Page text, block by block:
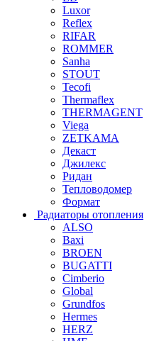
Luxor
Reflex
RIFAR
ROMMER
Sanha
STOUT
Tecofi
Thermaflex
THERMAGENT
Viega
ZETKAMA
Декаст
Джилекс
Ридан
Тепловодомер
Формат
Радиаторы отопления
ALSO
Baxi
BROEN
BUGATTI
Cimberio
Global
Grundfos
Hermes
HERZ